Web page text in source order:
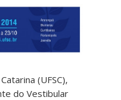
(UFSC),
do Vestibular